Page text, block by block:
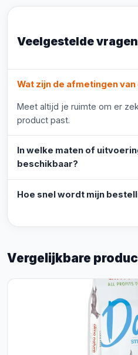
Veelgestelde vragen
Wat zijn de afmetingen
Meet altijd je ruimte om er
product past.
In welke maten of
beschikbaar?
Hoe snel wordt mijn
Vergelijkbare